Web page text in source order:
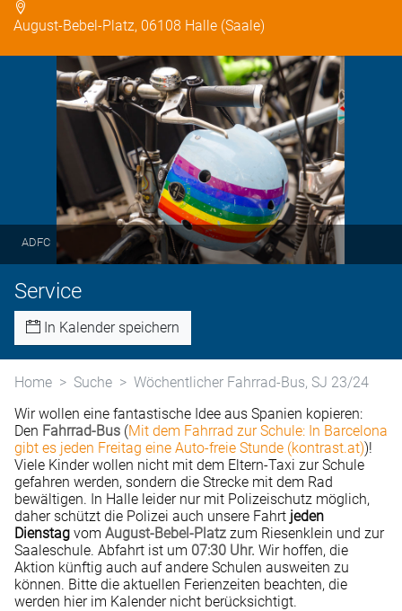
August-Bebel-Platz, 06108 Halle (Saale)
ADFC
Service
In Kalender speichern
Home Suche
Wöchentlicher Fahrrad-Bus, SJ 23/24
Wir wollen eine fantastische Idee aus Spanien kopieren:
Den Fahrrad-Bus (Mit dem Fahrrad zur Schule: In Barcelona
gibt es jeden Freitag eine Auto-freie Stunde (kontrast.at))!
Viele Kinder wollen nicht mit dem Eltern-Taxi zur Schule
gefahren werden, sondern die Strecke mit dem Rad
bewältigen. In Halle leider nur mit Polizeischutz möglich,
daher schützt die Polizei auch unsere Fahrt jeden
Dienstag vom August-Bebel-Platz zum Riesenklein und zur
Saaleschule. Abfahrt ist um 07:30 Uhr. Wir hoffen, die
Aktion künftig auch auf andere Schulen ausweiten zu
können. Bitte die aktuellen Ferienzeiten beachten, die
werden hier im Kalender nicht berücksichtigt.